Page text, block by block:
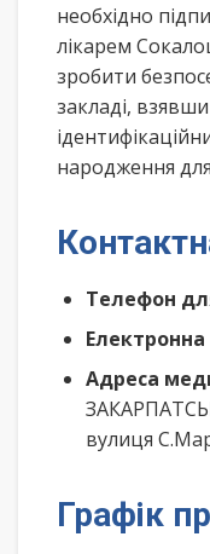
необхідно
лікарем
зробити
закладі,
народження
Телефон
Адреса
вулиця
Графік